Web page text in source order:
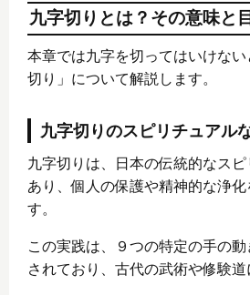
九字切りとは？その意味と
本章では九字を切ってはいけな
切り」について解説します。
九字切りのスピリチュアル
九字切りは、日本の伝統的なス
あり、個人の保護や精神的な浄化
す。
この実践は、９つの特定の手の
されており、古代の武術や修験道